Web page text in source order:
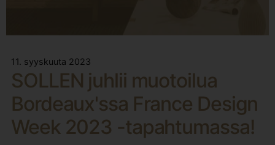
11. syyskuuta 2023
SOLLEN juhlii muotoilua
Bordeaux'ssa France Design
Week 2023 -tapahtumassa!